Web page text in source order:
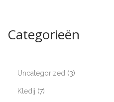
Categorieën
Uncategorized 3
Kledij 7